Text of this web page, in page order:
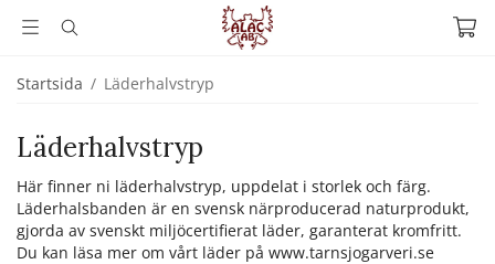
Startsida / Läderhalvstryp
Läderhalvstryp
Här finner ni läderhalvstryp, uppdelat i storlek och färg.
Läderhalsbanden är en svensk närproducerad naturprodukt,
gjorda av svenskt miljöcertifierat läder, garanterat kromfritt.
Du kan läsa mer om vårt läder på www.tarnsjogarveri.se